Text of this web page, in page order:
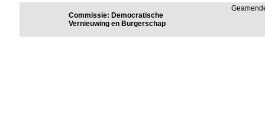
Commissie: Democratische
Vernieuwing en Burgerschap